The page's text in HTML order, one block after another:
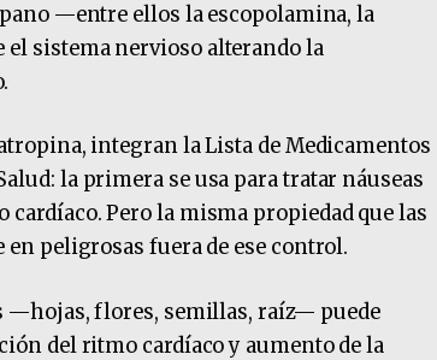
—entre ellos la escopolamina, la
sistema nervioso alterando la
integran la Lista de Medicamentos
la primera se usa para tratar náuseas
Pero la misma propiedad que las
peligrosas fuera de ese control.
—hojas, flores, semillas, raíz— puede
del ritmo cardíaco y aumento de la